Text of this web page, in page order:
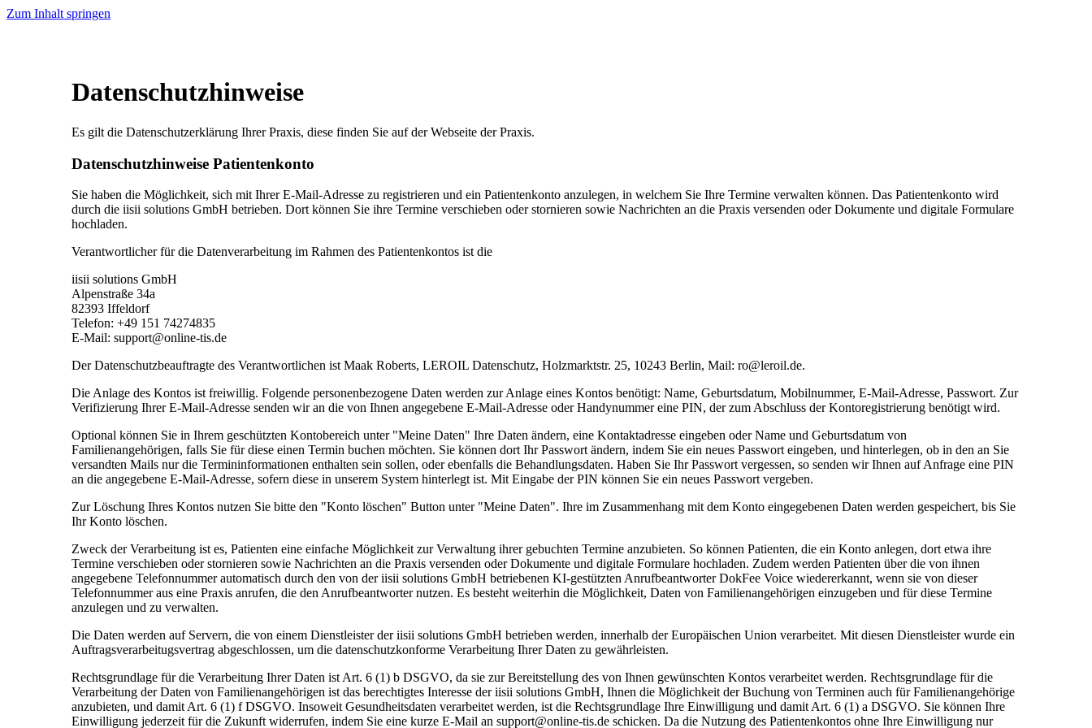
Zum Inhalt springen
Datenschutzhinweise
Es gilt die Datenschutzerklärung Ihrer Praxis, diese finden Sie auf der Webseite der Praxis.
Datenschutzhinweise Patientenkonto
Sie haben die Möglichkeit, sich mit Ihrer E-Mail-Adresse zu registrieren und ein Patientenkonto anzulegen, in welchem Sie Ihre Termine verwalten können. Das Patientenkonto wird
durch die iisii solutions GmbH betrieben. Dort können Sie ihre Termine verschieben oder stornieren sowie Nachrichten an die Praxis versenden oder Dokumente und digitale Formulare
hochladen.
Verantwortlicher für die Datenverarbeitung im Rahmen des Patientenkontos ist die
iisii solutions GmbH
Alpenstraße 34a
82393 Iffeldorf
Telefon: +49 151 74274835
E-Mail: support@online-tis.de
Der Datenschutzbeauftragte des Verantwortlichen ist Maak Roberts, LEROIL Datenschutz, Holzmarktstr. 25, 10243 Berlin, Mail: ro@leroil.de.
Die Anlage des Kontos ist freiwillig. Folgende personenbezogene Daten werden zur Anlage eines Kontos benötigt: Name, Geburtsdatum, Mobilnummer, E-Mail-Adresse, Passwort. Zur
Verifizierung Ihrer E-Mail-Adresse senden wir an die von Ihnen angegebene E-Mail-Adresse oder Handynummer eine PIN, der zum Abschluss der Kontoregistrierung benötigt wird.
Optional können Sie in Ihrem geschützten Kontobereich unter "Meine Daten" Ihre Daten ändern, eine Kontaktadresse eingeben oder Name und Geburtsdatum von
Familienangehörigen, falls Sie für diese einen Termin buchen möchten. Sie können dort Ihr Passwort ändern, indem Sie ein neues Passwort eingeben, und hinterlegen, ob in den an Sie
versandten Mails nur die Termininformationen enthalten sein sollen, oder ebenfalls die Behandlungsdaten. Haben Sie Ihr Passwort vergessen, so senden wir Ihnen auf Anfrage eine PIN
an die angegebene E-Mail-Adresse, sofern diese in unserem System hinterlegt ist. Mit Eingabe der PIN können Sie ein neues Passwort vergeben.
Zur Löschung Ihres Kontos nutzen Sie bitte den "Konto löschen" Button unter "Meine Daten". Ihre im Zusammenhang mit dem Konto eingegebenen Daten werden gespeichert, bis Sie
Ihr Konto löschen.
Zweck der Verarbeitung ist es, Patienten eine einfache Möglichkeit zur Verwaltung ihrer gebuchten Termine anzubieten. So können Patienten, die ein Konto anlegen, dort etwa ihre
Termine verschieben oder stornieren sowie Nachrichten an die Praxis versenden oder Dokumente und digitale Formulare hochladen. Zudem werden Patienten über die von ihnen
angegebene Telefonnummer automatisch durch den von der iisii solutions GmbH betriebenen KI-gestützten Anrufbeantworter DokFee Voice wiedererkannt, wenn sie von dieser
Telefonnummer aus eine Praxis anrufen, die den Anrufbeantworter nutzen. Es besteht weiterhin die Möglichkeit, Daten von Familienangehörigen einzugeben und für diese Termine
anzulegen und zu verwalten.
Die Daten werden auf Servern, die von einem Dienstleister der iisii solutions GmbH betrieben werden, innerhalb der Europäischen Union verarbeitet. Mit diesen Dienstleister wurde ein
Auftragsverarbeitugsvertrag abgeschlossen, um die datenschutzkonforme Verarbeitung Ihrer Daten zu gewährleisten.
Rechtsgrundlage für die Verarbeitung Ihrer Daten ist Art. 6 (1) b DSGVO, da sie zur Bereitstellung des von Ihnen gewünschten Kontos verarbeitet werden. Rechtsgrundlage für die
Verarbeitung der Daten von Familienangehörigen ist das berechtigtes Interesse der iisii solutions GmbH, Ihnen die Möglichkeit der Buchung von Terminen auch für Familienangehörige
anzubieten, und damit Art. 6 (1) f DSGVO. Insoweit Gesundheitsdaten verarbeitet werden, ist die Rechtsgrundlage Ihre Einwilligung und damit Art. 6 (1) a DSGVO. Sie können Ihre
Einwilligung jederzeit für die Zukunft widerrufen, indem Sie eine kurze E-Mail an support@online-tis.de schicken. Da die Nutzung des Patientenkontos ohne Ihre Einwilligung nur